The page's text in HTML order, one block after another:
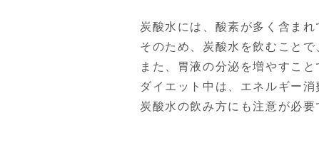
炭酸水には、酸素が多く含まれ
そのため、炭酸水を飲むこと
また、胃液の分泌を増やすこ
ダイエット中は、エネルギー
炭酸水の飲み方にも注意が必